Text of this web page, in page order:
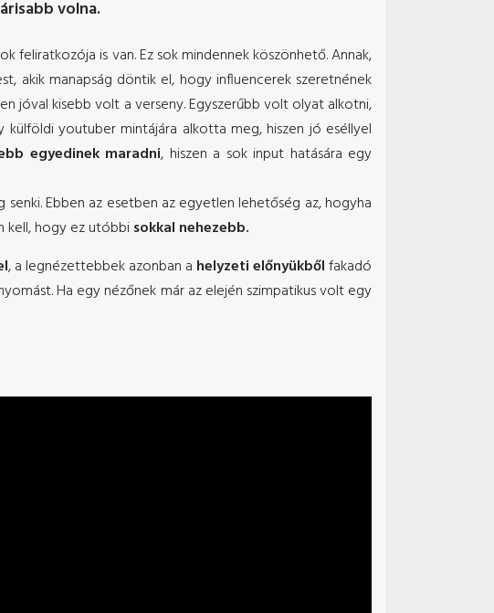
volna.
feliratkozója is van. Ez sok mindennek köszönhető. Annak,
akik manapság döntik el, hogy influencerek szeretnének
jóval kisebb volt a verseny. Egyszerűbb volt olyat alkotni,
youtuber mintájára alkotta meg, hiszen jó eséllyel
egyedinek maradni, hiszen a sok input hatására egy
Ebben az esetben az egyetlen lehetőség az, hogyha
kell, hogy ez utóbbisokkal nehezebb.
, a legnézettebbek azonban a helyzeti előnyükbőlfakadó
Ha egy nézőnek már az elején szimpatikus volt egy